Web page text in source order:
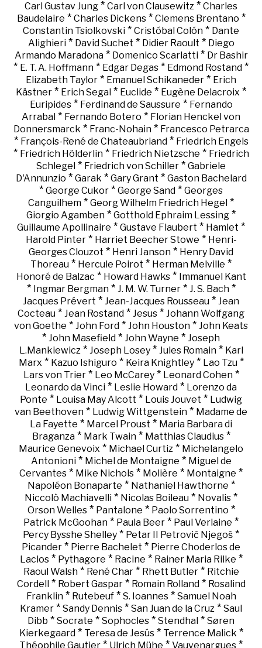
Carl Gustav Jung * Carl von Clausewitz * Charles
Baudelaire * Charles Dickens* Clemens Brentano *
Constantin Tsiolkovski * Cristóbal Colón * Dante
Alighieri* David Suchet * Didier Raoult * Diego
Armando Maradona* Domenico Scarlatti* Dr Bashir
* E. T. A. Hoffmann * Edgar Degas * Edmond Rostand *
Elizabeth Taylor * Emanuel Schikaneder * Erich
Kästner * Erich Segal * Euclide * Eugène Delacroix *
Euripides* Ferdinand de Saussure * Fernando
Arrabal * Fernando Botero * Florian Henckel von
Donnersmarck * Franc-Nohain* Francesco Petrarca
* François-René de Chateaubriand* Friedrich Engels
* Friedrich Hölderlin* Friedrich Nietzsche * Friedrich
Schlegel * Friedrich von Schiller * Gabriele
D'Annunzio * Garak * Gary Grant * Gaston Bachelard
* George Cukor * George Sand * Georges
Canguilhem * Georg Wilhelm Friedrich Hegel *
Giorgio Agamben * Gotthold Ephraim Lessing *
Guillaume Apollinaire * Gustave Flaubert * Hamlet *
Harold Pinter* Harriet Beecher Stowe * Henri-
Georges Clouzot * Henri Janson * Henry David
Thoreau * Hercule Poirot * Herman Melville *
Honoré de Balzac * Howard Hawks* Immanuel Kant
* Ingmar Bergman* J. M. W. Turner* J. S. Bach*
Jacques Prévert * Jean-Jacques Rousseau * Jean
Cocteau * Jean Rostand * Jesus * Johann Wolfgang
von Goethe * John Ford * John Houston * John Keats
* John Masefield * John Wayne * Joseph
L.Mankiewicz* Joseph Losey* Jules Romain* Karl
Marx * Kazuo Ishiguro * Keira Knightley* Lao Tzu*
Lars von Trier* Leo McCarey* Leonard Cohen*
Leonardo da Vinci * Leslie Howard * Lorenzo da
Ponte * Louisa May Alcott * Louis Jouvet * Ludwig
van Beethoven * Ludwig Wittgenstein * Madame de
La Fayette * Marcel Proust * Maria Barbara di
Braganza* Mark Twain* Matthias Claudius*
Maurice Genevoix * Michael Curtiz * Michelangelo
Antonioni* Michel de Montaigne * Miguel de
Cervantes * Mike Nichols * Molière * Montaigne *
Napoléon Bonaparte * Nathaniel Hawthorne *
Niccolò Machiavelli * Nicolas Boileau * Novalis *
Orson Welles* Pantalone * Paolo Sorrentino *
Patrick McGoohan * Paula Beer * Paul Verlaine *
Percy Bysshe Shelley * Petar II Petrović Njegoš *
Picander * Pierre Bachelet * Pierre Choderlos de
Laclos* Pythagore * Racine * Rainer Maria Rilke *
Raoul Walsh* René Char* Rhett Butler* Ritchie
Cordell * Robert Gaspar* Romain Rolland* Rosalind
Franklin* Rutebeuf* S. Ioannes* Samuel Noah
Kramer * Sandy Dennis * San Juan de la Cruz * Saul
Dibb * Socrate * Sophocles * Stendhal * Søren
Kierkegaard* Teresa de Jesús* Terrence Malick *
Théophile Gautier * Ulrich Mühe * Vauvenargues *